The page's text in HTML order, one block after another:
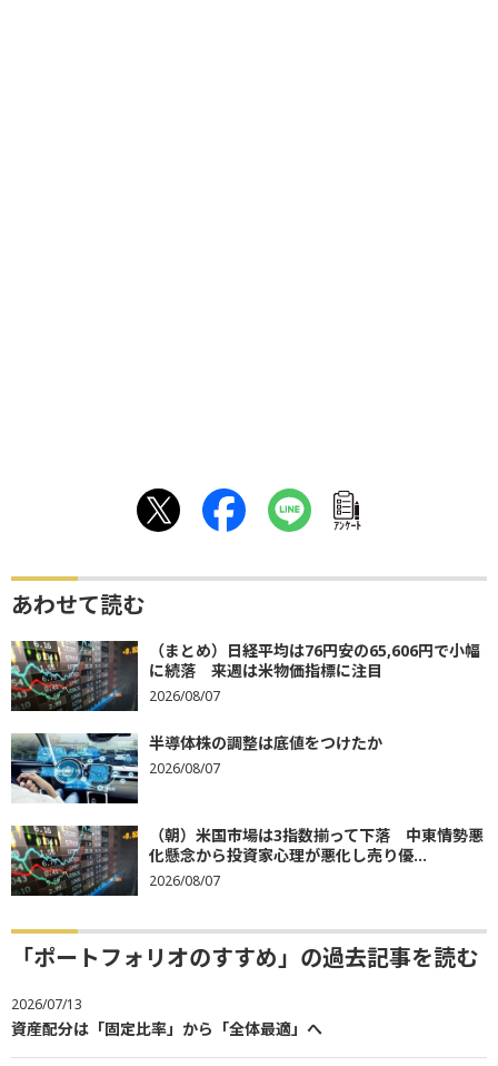
ｱﾝｹｰﾄ
あわせて読む
（まとめ）日経平均は76円安の65,606円で小幅
に続落 来週は米物価指標に注目
2026/08/07
半導体株の調整は底値をつけたか
2026/08/07
（朝）米国市場は3指数揃って下落 中東情勢悪
化懸念から投資家心理が悪化し売り優...
2026/08/07
「ポートフォリオのすすめ」の過去記事を読む
2026/07/13
資産配分は「固定比率」から「全体最適」へ